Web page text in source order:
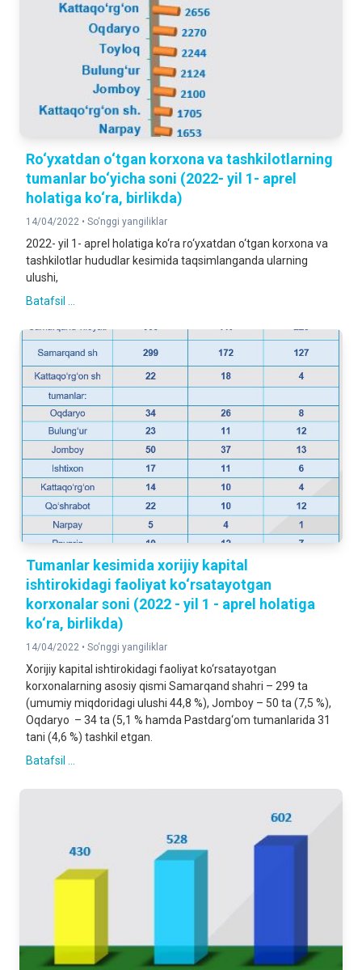
Ro‘yxatdan o‘tgan korxona va tashkilotlarning
tumanlar bo‘yicha soni (2022- yil 1- aprel
holatiga ko‘ra, birlikda)
14/04/2022 • So‘nggi yangiliklar
2022- yil 1- aprel holatiga ko‘ra ro‘yxatdan o‘tgan korxona va
tashkilotlar hududlar kesimida taqsimlanganda ularning
ulushi,
Batafsil ...
Tumanlar kesimida xorijiy kapital
ishtirokidagi faoliyat ko‘rsatayotgan
korxonalar soni (2022 - yil 1 - aprel holatiga
ko‘ra, birlikda)
14/04/2022 • So‘nggi yangiliklar
Xorijiy kapital ishtirokidagi faoliyat ko‘rsatayotgan
korxonalarning asosiy qismi Samarqand shahri – 299 ta
(umumiy miqdoridagi ulushi 44,8 %), Jomboy – 50 ta (7,5 %),
Oqdaryo – 34 ta (5,1 % hamda Pastdarg‘om tumanlarida 31
tani (4,6 %) tashkil etgan.
Batafsil ...